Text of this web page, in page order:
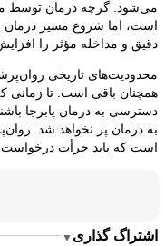
می‌شود. گرچه درمان توسط
است، اما شروع مسیر
دقیق و مداخله مؤثر را
محدودیت‌های تاریخی
همچنان باقی است. تا زمانی
دسترسی به درمان پابرجا
به درمان پر نخواهد شد.
است که باید جرأت درخواست
اشتراگ گذاری ▼